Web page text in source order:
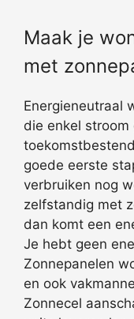
Maak je
met
Energieneutraal
die enkel stroom
goede eerste
verbruiken nog
zelfstandig met
dan komt een
Je hebt geen
Zonnepanelen
en ook
Zonnecel